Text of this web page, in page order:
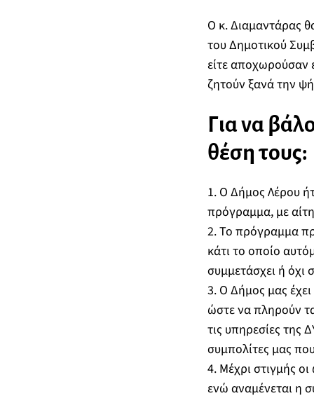
Ο κ. Διαμαντάρας
του Δημοτικού
είτε αποχωρούσαν
ζητούν ξανά την
Για να
θέση τους:
1. Ο Δήμος Λέρου
πρόγραμμα, με
2. Το πρόγραμμα
κάτι το οποίο
συμμετάσχει ή
3. Ο Δήμος μας έχει
ώστε να πληρούν
τις υπηρεσίες της
συμπολίτες μας
4. Μέχρι στιγμής
ενώ αναμένεται η